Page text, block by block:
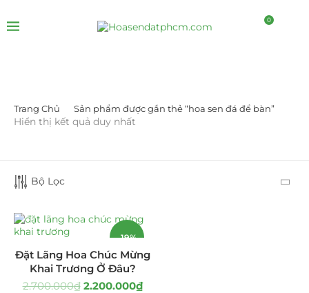
0
DANH MỤC SẢN PHẨM
Cây Sen Đá Giá Sỉ (137)
Chậu Sen Đá Mini
Lan Hồ Điệp Truyền Thống
Trang Chủ Sản phẩm được gắn thẻ “hoa sen đá để bàn”
Hiển thị kết quả duy nhất
Bộ Lọc
-19%
Đặt Lãng Hoa Chúc Mừng
Khai Trương Ở Đâu?
2.700.000₫ 2.200.000₫